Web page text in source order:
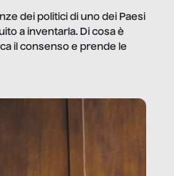
dei politici di uno dei Paesi
a inventarla. Di cosa è
il consenso e prende le